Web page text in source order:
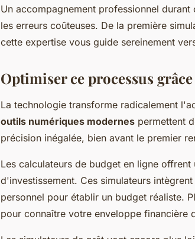
Un accompagnement professionnel
les erreurs coûteuses. De la première
cette expertise vous guide sereinement
Optimiser ce processus
La technologie transforme radicalement
outils numériques modernes permettent
précision inégalée, bien avant le premier
Les calculateurs de budget en ligne
d'investissement. Ces simulateurs
personnel pour établir un budget réaliste.
pour connaître votre enveloppe financière